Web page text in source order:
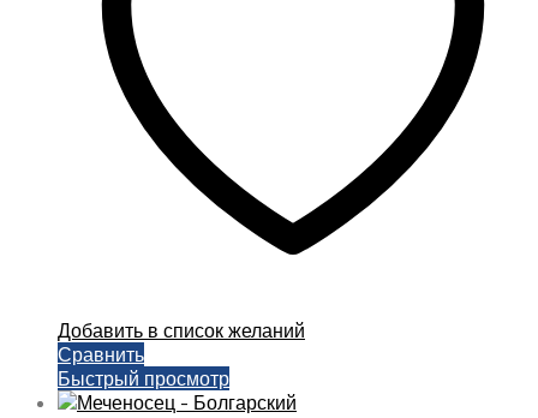
на
странице
товара.
Добавить в список желаний
Сравнить
Быстрый просмотр